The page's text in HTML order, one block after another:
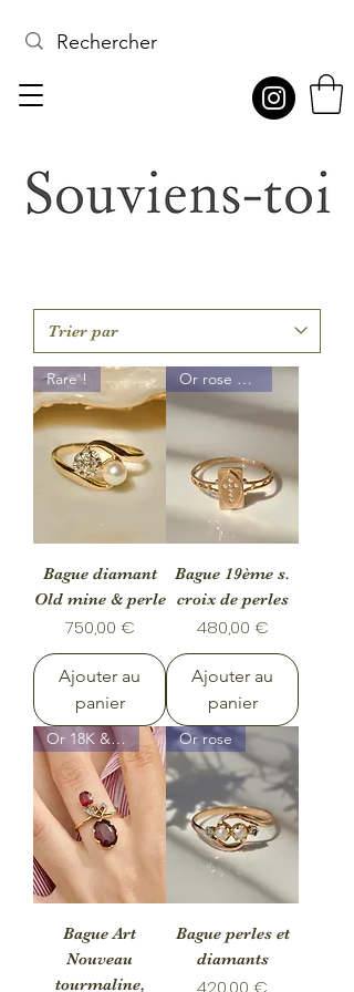
Rare !
Bague diamant
Old mine & perle
Prix
750,00 €
Ajouter au
panier
Or rose 18K
Bague 19ème s.
croix de perles
Prix
480,00 €
Ajouter au
panier
Or 18K & argent
Bague Art
Nouveau
tourmaline,
Or rose
Bague perles et
diamants
Prix
420,00 €